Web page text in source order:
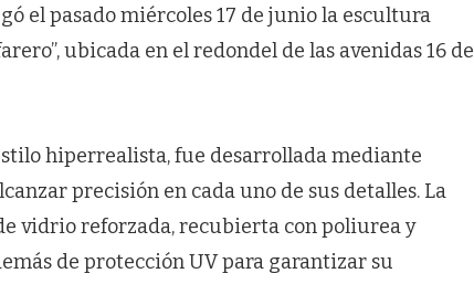
el pasado miércoles 17 de junio la escultura
ubicada en el redondel de las avenidas 16 de
hiperrealista, fue desarrollada mediante
precisión en cada uno de sus detalles. La
vidrio reforzada, recubierta con poliurea y
de protección UV para garantizar su